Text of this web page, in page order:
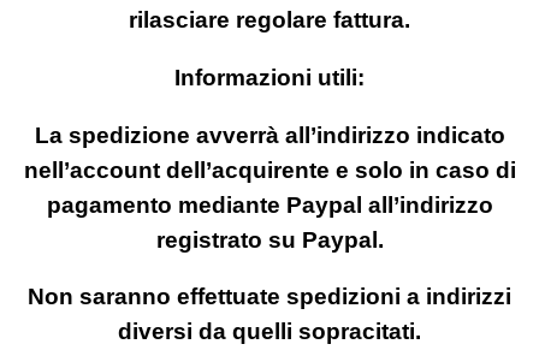
rilasciare regolare fattura.
Informazioni utili:
La spedizione avverrà all’indirizzo indicato
nell’account dell’acquirente e solo in caso di
pagamento mediante Paypal all’indirizzo
registrato su Paypal.
Non saranno effettuate spedizioni a indirizzi
diversi da quelli sopracitati.